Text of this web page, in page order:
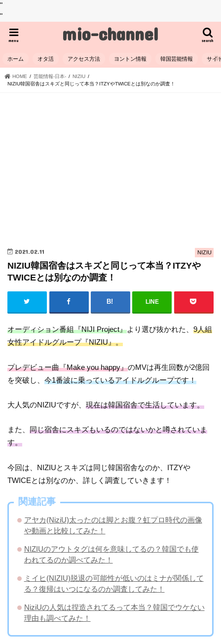
"
"
mio-channel search
menu
ホーム オタ活 アクセス方法 ヨントン情報 韓国芸能情報 サイ
HOME 芸能情報-日本-
NIZIU
NIZIU韓国宿舎はスキズと同じって本当？ITZYやTWICEとは別なのか調査！
NIZIU
2021.02.11
NIZIU韓国宿舎はスキズと同じって本当？ITZYや
TWICEとは別なのか調査！
LINE
オーディション番組『NIJI Project』より選び抜かれた、9人組
女性アイドルグループ『NIZIU』。
プレデビュー曲『Make you happy』のMVは再生回数が2億回
を突破し、今1番波に乗っているアイドルグループです！
大人気のNIZIUですが、現在は韓国宿舎で生活しています。
また、同じ宿舎にスキズもいるのではないかと噂されていま
す。
今回は、NIZIUとスキズは同じ韓国宿舎なのか、ITZYや
TWICEとは別なのか、詳しく調査していきます！
関連記事
アヤカ(NiziU)太ったのは脚とお腹？虹プロ時代の画像
や動画と比較してみた！
NIZIUのアウトタグは何を意味してるの？韓国でも使
われてるのか調べてみた！
​ミイヒ(NIZIU)脱退の可能性が低いのはミナが関係して
る？復帰はいつになるのか調査してみた！
NiziUの人気は捏造されてるって本当？韓国でウケない
理由も調べてみた！